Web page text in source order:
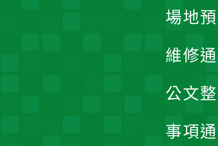
場地
維修
公文
事項